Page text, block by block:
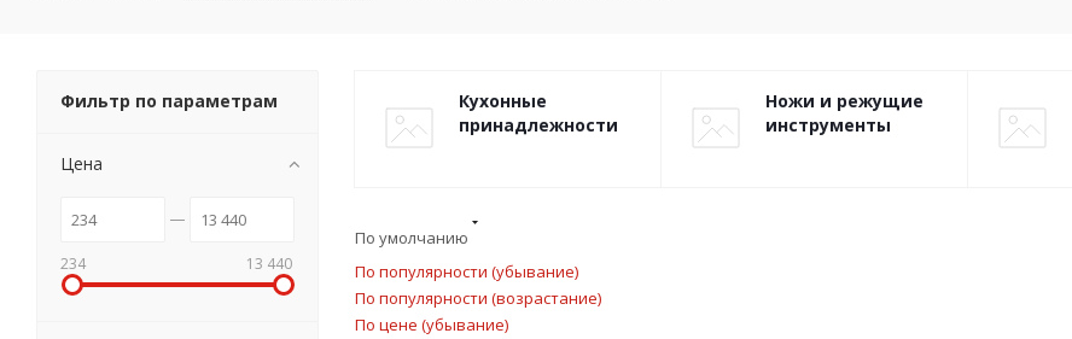
Кухонные
принадлежности
Ножи и режущие
инструменты
По умолчанию
По популярности (убывание)
По популярности (возрастание)
По цене (убывание)
Фильтр по параметрам
Цена
234 13 440